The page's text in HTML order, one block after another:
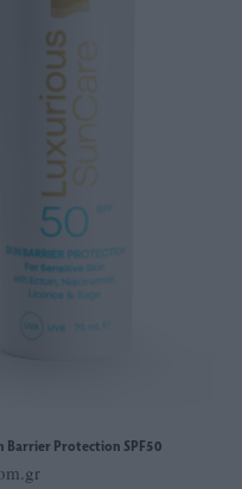
Barrier Protection SPF50